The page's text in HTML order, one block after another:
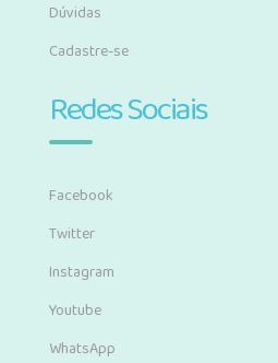
Dúvidas
Cadastre-se
Redes Sociais
Facebook
Twitter
Instagram
Youtube
WhatsApp